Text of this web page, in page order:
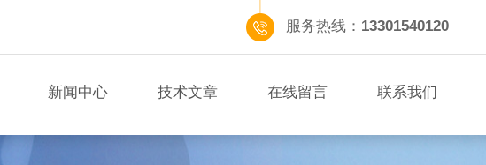
服务热线： 13301540120
新闻中心 技术文章 在线留言 联系我们